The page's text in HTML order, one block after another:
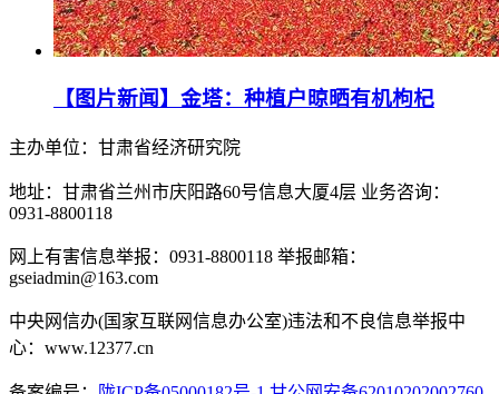
【图片新闻】金塔：种植户晾晒有机枸杞
主办单位：甘肃省经济研究院
地址：甘肃省兰州市庆阳路60号信息大厦4层 业务咨询：
0931-8800118
网上有害信息举报：0931-8800118 举报邮箱：
gseiadmin@163.com
中央网信办(国家互联网信息办公室)违法和不良信息举报中
心：www.12377.cn